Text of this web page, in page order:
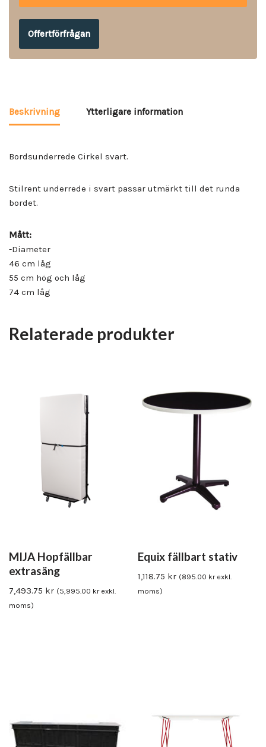
Offertförfrågan
Beskrivning Ytterligare information
Bordsunderrede Cirkel svart.
Stilrent underrede i svart passar utmärkt till det runda
bordet.
Mått:
-Diameter
46 cm låg
55 cm hög och låg
74 cm låg
Relaterade produkter
MIJA Hopfällbar
extrasäng
7,493.75 kr (5,995.00 krexkl.
moms)
Equix fällbart stativ
1,118.75 kr (895.00 krexkl.
moms)